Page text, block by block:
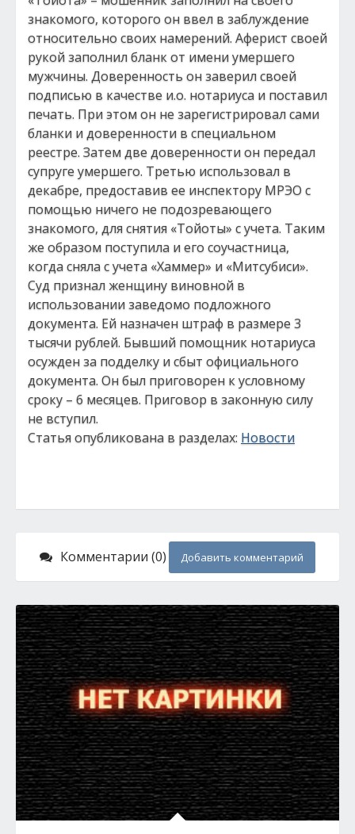
знакомого, которого он ввел в заблуждение
относительно своих намерений. Аферист своей
рукой заполнил бланк от имени умершего
мужчины. Доверенность он заверил своей
подписью в качестве и.о. нотариуса и поставил
печать. При этом он не зарегистрировал сами
бланки и доверенности в специальном
реестре. Затем две доверенности он передал
супруге умершего. Третью использовал в
декабре, предоставив ее инспектору МРЭО с
помощью ничего не подозревающего
знакомого, для снятия «Тойоты» с учета. Таким
же образом поступила и его соучастница,
когда сняла с учета «Хаммер» и «Митсубиси».
Суд признал женщину виновной в
использовании заведомо подложного
документа. Ей назначен штраф в размере 3
тысячи рублей. Бывший помощник нотариуса
осужден за подделку и сбыт официального
документа. Он был приговорен к условному
сроку – 6 месяцев. Приговор в законную силу
не вступил.
Статья опубликована в разделах: Новости
Комментарии (0) Добавить комментарий